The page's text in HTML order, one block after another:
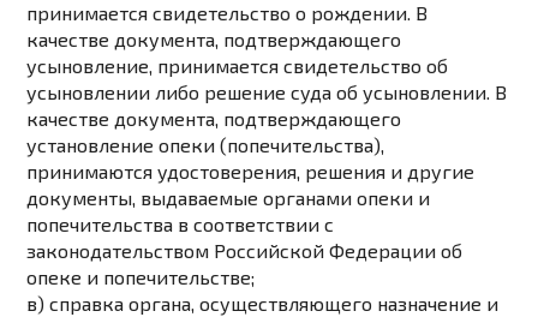
принимается свидетельство о рождении. В
качестве документа, подтверждающего
усыновление, принимается свидетельство об
усыновлении либо решение суда об усыновлении. В
качестве документа, подтверждающего
установление опеки (попечительства),
принимаются удостоверения, решения и другие
документы, выдаваемые органами опеки и
попечительства в соответствии с
законодательством Российской Федерации об
опеке и попечительстве;
в) справка органа, осуществляющего назначение и